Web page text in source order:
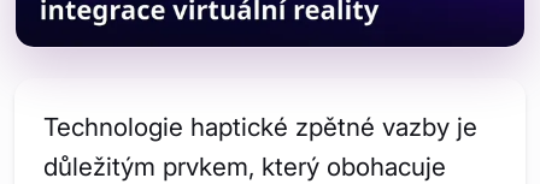
Technologie haptické zpětné vazby je
důležitým prvkem, který obohacuje